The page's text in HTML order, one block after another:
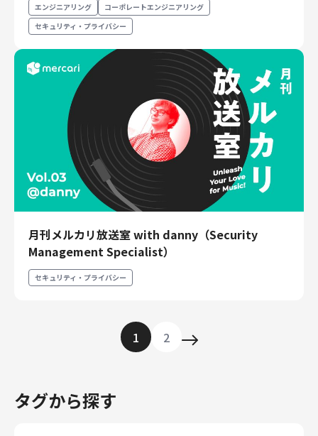
エンジニアリング
コーポレートエンジニアリング
セキュリティ・プライバシー
月刊メルカリ放送室 with danny（Security
Management Specialist）
セキュリティ・プライバシー
1 2
タグから探す